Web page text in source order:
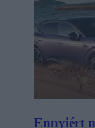
Ennyiért